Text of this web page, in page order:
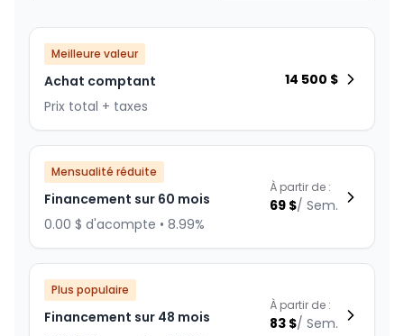
Meilleure valeur
Achat comptant
Prix total + taxes
14 500 $
Mensualité réduite
Financement sur 60 mois
0.00 $ d'acompte • 8.99%
À partir de :
69 $/ Sem.
Plus populaire
Financement sur 48 mois
À partir de :
83 $/ Sem.